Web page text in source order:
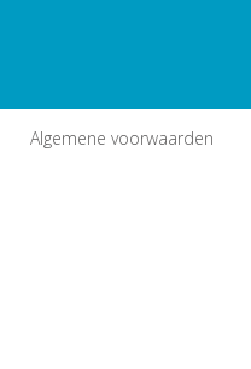
Algemene voorwaarden